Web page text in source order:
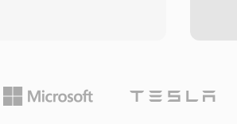
biedt één ander
schijfweergave.
te